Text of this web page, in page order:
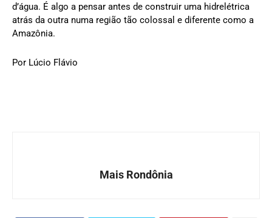
d’água. É algo a pensar antes de construir uma hidrelétrica
atrás da outra numa região tão colossal e diferente como a
Amazônia.
Por Lúcio Flávio
Mais Rondônia